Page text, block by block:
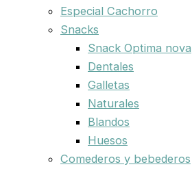
Especial Cachorro
Snacks
Snack Optima nova
Dentales
Galletas
Naturales
Blandos
Huesos
Comederos y bebederos